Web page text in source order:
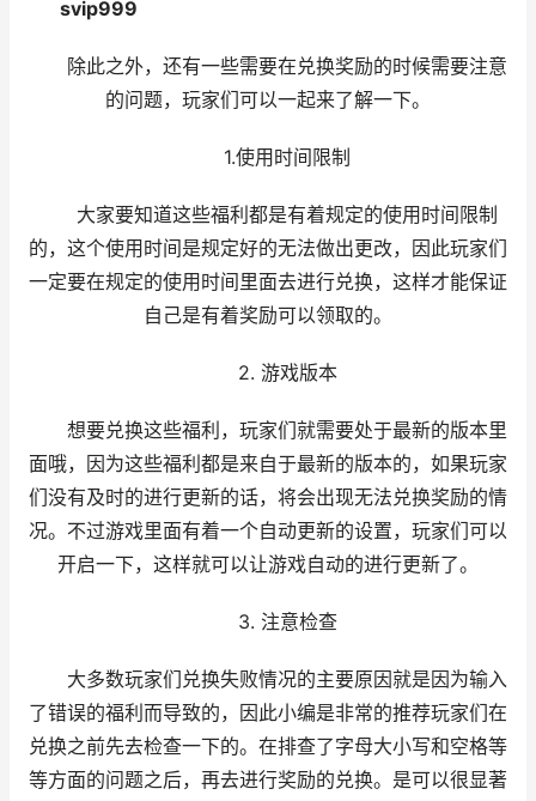
svip999
除此之外，还有一些需要在兑换奖励的时候需要注意
的问题，玩家们可以一起来了解一下。
1.使用时间限制
大家要知道这些福利都是有着规定的使用时间限制
的，这个使用时间是规定好的无法做出更改，因此玩家们
一定要在规定的使用时间里面去进行兑换，这样才能保证
自己是有着奖励可以领取的。
2. 游戏版本
想要兑换这些福利，玩家们就需要处于最新的版本里
面哦，因为这些福利都是来自于最新的版本的，如果玩家
们没有及时的进行更新的话，将会出现无法兑换奖励的情
况。不过游戏里面有着一个自动更新的设置，玩家们可以
开启一下，这样就可以让游戏自动的进行更新了。
3. 注意检查
大多数玩家们兑换失败情况的主要原因就是因为输入
了错误的福利而导致的，因此小编是非常的推荐玩家们在
兑换之前先去检查一下的。在排查了字母大小写和空格等
等方面的问题之后，再去进行奖励的兑换。是可以很显著